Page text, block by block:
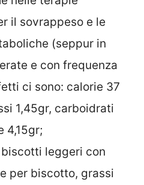
il sovrappeso e le
(seppur in
e con frequenza
ci sono: calorie 37
1,45gr, carboidrati
4,15gr;
leggeri con
per biscotto, grassi